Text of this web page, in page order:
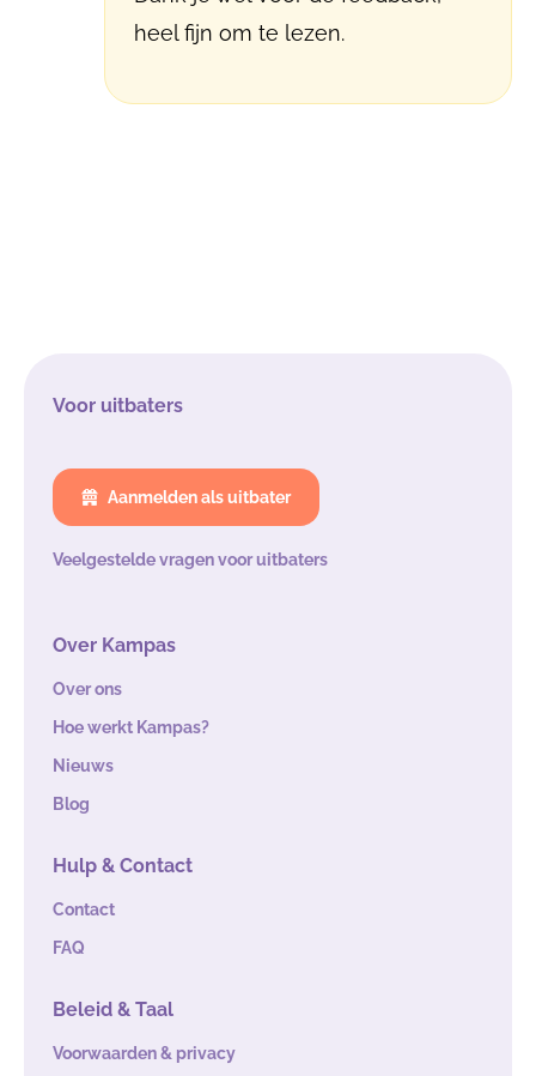
heel fijn om te lezen.
Voor uitbaters
Aanmelden als uitbater
Veelgestelde vragen voor uitbaters
Over Kampas
Over ons
Hoe werkt Kampas?
Nieuws
Blog
Hulp & Contact
Contact
FAQ
Beleid & Taal
Voorwaarden & privacy